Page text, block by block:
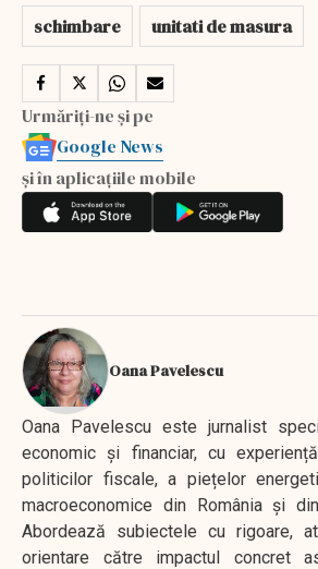
schimbare unitati de masura
Urmăriți-ne și pe
Google News
și în aplicațiile mobile
Oana Pavelescu
Oana Pavelescu este jurnalist
economic și financiar, cu
politicilor fiscale, a piețelor
macroeconomice din România și
Abordează subiectele cu rigoare,
orientare către impactul concret